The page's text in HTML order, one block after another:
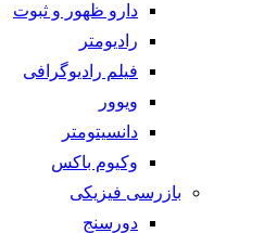
دارو ظهور و ثبوت
رادیومتر
فیلم رادیوگرافی
ویوور
دانسیتومتر
وکیوم باکس
بازرسی فیزیکی
دورسنج